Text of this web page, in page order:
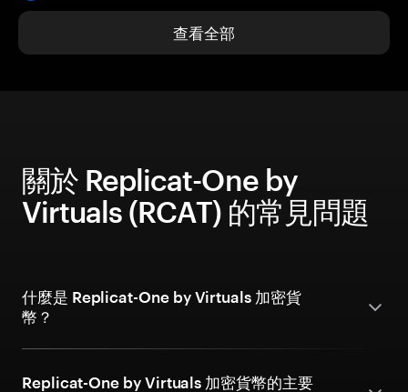
查看全部
關於 Replicat-One by
Virtuals (RCAT) 的常見問題
什麼是 Replicat-One by Virtuals 加密貨
幣？
Replicat-One by Virtuals 加密貨幣的主要